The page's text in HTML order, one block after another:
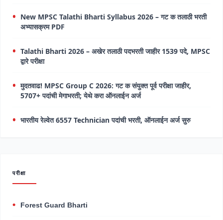
New MPSC Talathi Bharti Syllabus 2026 – गट क तलाठी भरती
अभ्यासक्रम PDF
Talathi Bharti 2026 – अखेर तलाठी पदभरती जाहीर 1539 पदे, MPSC
द्वारे परीक्षा
मुदतवाढ! MPSC Group C 2026: गट क संयुक्त पूर्व परीक्षा जाहीर,
5707+ पदांची मेगाभरती; येथे करा ऑनलाईन अर्ज
भारतीय रेल्वेत 6557 Technician पदांची भरती, ऑनलाईन अर्ज सुरु
परीक्षा
Forest Guard Bharti